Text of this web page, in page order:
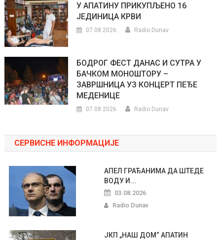
У АПАТИНУ ПРИКУПЉЕНО 16
ЈЕДИНИЦА КРВИ
07.08.2026. Radio Dunav
БОДРОГ ФЕСТ ДАНАС И СУТРА У
БАЧКОМ МОНОШТОРУ –
ЗАВРШНИЦА УЗ КОНЦЕРТ ПЕЂЕ
МЕДЕНИЦЕ
07.08.2026. Radio Dunav
СЕРВИСНЕ ИНФОРМАЦИЈЕ
АПЕЛ ГРАЂАНИМА ДА ШТЕДЕ
ВОДУ И...
03.08.2026.
Radio Dunav
ЈКП „НАШ ДОМ“ АПАТИН